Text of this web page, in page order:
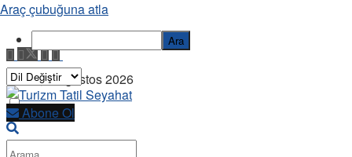
Cuma, 7 Ağustos 2026
Abone Ol
Araç çubuğuna atla
Ara